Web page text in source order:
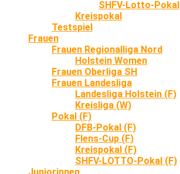
SHFV-Lotto-Pokal
Kreispokal
Testspiel
Frauen
Frauen Regionalliga Nord
Holstein Women
Frauen Oberliga SH
Frauen Landesliga
Landesliga Holstein (F)
Kreisliga (W)
Pokal (F)
DFB-Pokal (F)
Flens-Cup (F)
Kreispokal (F)
SHFV-LOTTO-Pokal (F)
Juniorinnen